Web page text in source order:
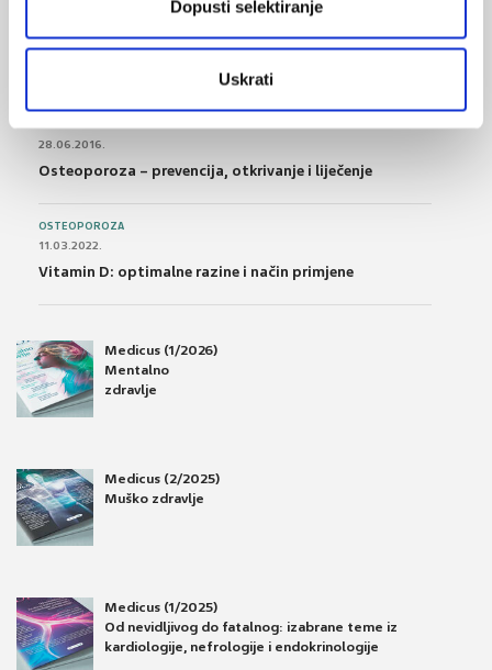
Dopusti selektiranje
Uskrati
01.07.2017.
Što su probiotici i kako se proizvode?
28.06.2016.
Osteoporoza – prevencija, otkrivanje i liječenje
OSTEOPOROZA
11.03.2022.
Vitamin D: optimalne razine i način primjene
Medicus (1/2026)
Mentalno
zdravlje
Medicus (2/2025)
Muško zdravlje
Medicus (1/2025)
Od nevidljivog do fatalnog: izabrane teme iz
kardiologije, nefrologije i endokrinologije